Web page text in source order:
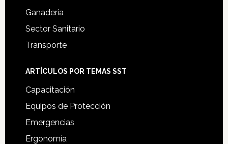
Ganadería
Sector Sanitario
Transporte
ARTÍCULOS POR TEMAS SST
Capacitación
Equipos de Protección
Emergencias
Ergonomía